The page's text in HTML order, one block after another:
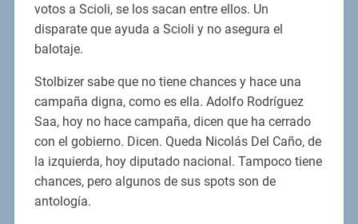
votos a Scioli, se los sacan entre ellos. Un
disparate que ayuda a Scioli y no asegura el
balotaje.
Stolbizer sabe que no tiene chances y hace una
campaña digna, como es ella. Adolfo Rodríguez
Saa, hoy no hace campaña, dicen que ha cerrado
con el gobierno. Dicen. Queda Nicolás Del Caño, de
la izquierda, hoy diputado nacional. Tampoco tiene
chances, pero algunos de sus spots son de
antología.